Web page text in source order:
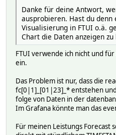
attr EVU_Tibber
attr EVU_Tibber
attr EVU_Tibber
attr EVU_Tibber
attr EVU_Tibber
attr EVU_Tibber
attr EVU_Tibber
attr EVU_Tibber
attr EVU_Tibber
attr EVU_Tibber
attr EVU_Tibber
attr EVU_Tibber
attr EVU_Tibber
attr EVU_Tibber
Danke für deine Antwort,
ausprobieren. Hast du denn
Visualisierung in FTUI o.ä.
Chart die Daten anzeigen zu
FTUI verwende ich nicht und
ein.
Das Problem ist nur, dass die
fc[0|1]_[01|23]_* entstehen
folge von Daten in der
Im Grafana könnte man das
Für meinen Leistungs Forecast